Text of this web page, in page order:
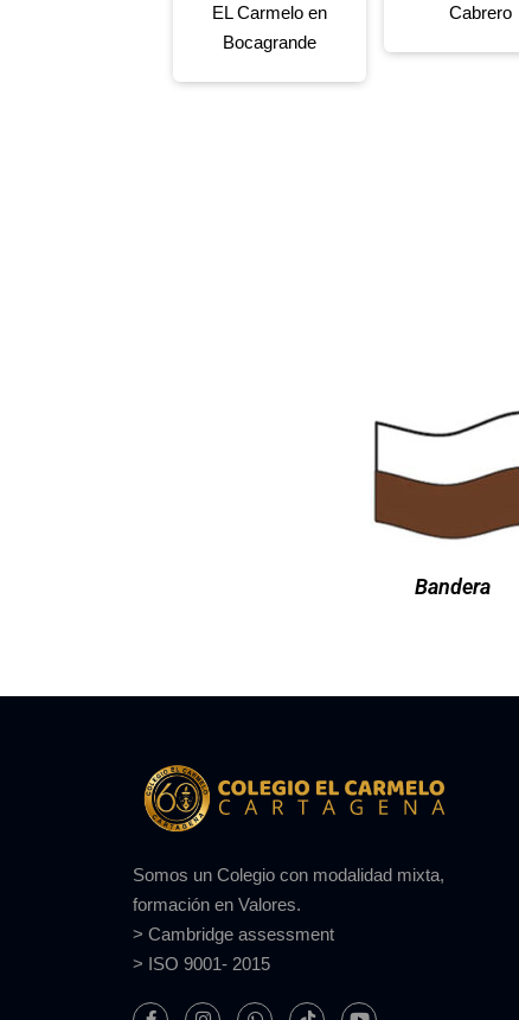
EL Carmelo en
Bocagrande
Cabrero
Bandera
Somos un Colegio con modalidad mixta,
formación en Valores.
> Cambridge assessment
> ISO 9001- 2015